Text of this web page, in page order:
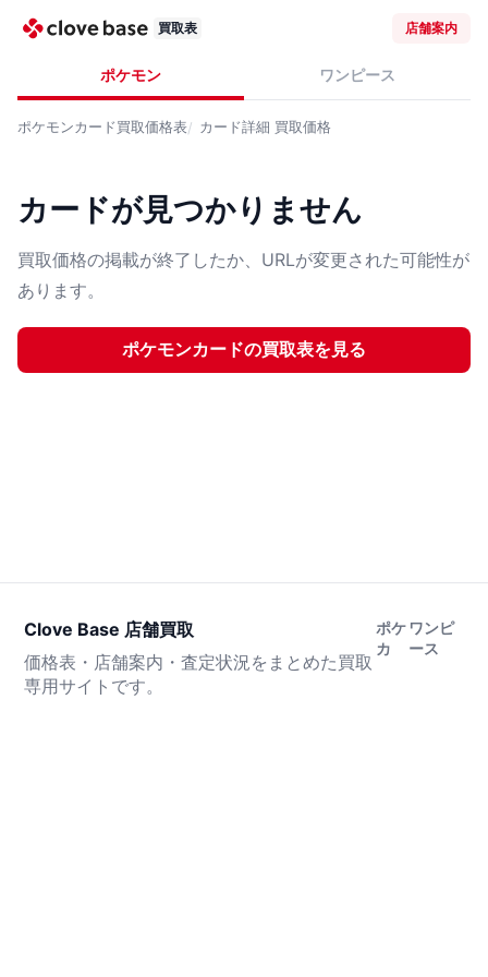
買取表 店舗案内
ポケモン ワンピース
ポケモンカード買取価格表 カード詳細 買取価格
カードが見つかりません
買取価格の掲載が終了したか、URLが変更された可能性が
あります。
ポケモンカードの買取表を見る
Clove Base 店舗買取
価格表・店舗案内・査定状況をまとめた買取
専用サイトです。
ポケ
カ
ワンピ
ース